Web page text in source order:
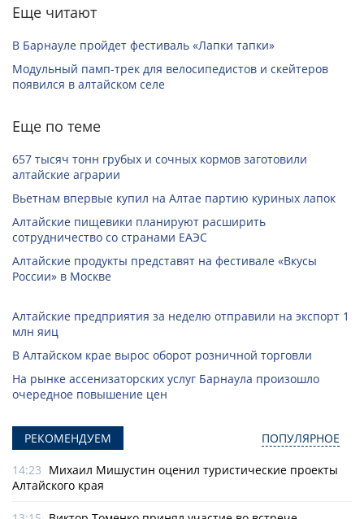
Еще читают
В Барнауле пройдет фестиваль «Лапки тапки»
Модульный памп-трек для велосипедистов и скейтеров
появился в алтайском селе
Еще по теме
657 тысяч тонн грубых и сочных кормов заготовили
алтайские аграрии
Вьетнам впервые купил на Алтае партию куриных лапок
Алтайские пищевики планируют расширить
сотрудничество со странами ЕАЭС
Алтайские продукты представят на фестивале «Вкусы
России» в Москве
Алтайские предприятия за неделю отправили на экспорт 1
млн яиц
В Алтайском крае вырос оборот розничной торговли
На рынке ассенизаторских услуг Барнаула произошло
очередное повышение цен
РЕКОМЕНДУЕМ ПОПУЛЯРНОЕ
14:23 Михаил Мишустин оценил туристические проекты
Алтайского края